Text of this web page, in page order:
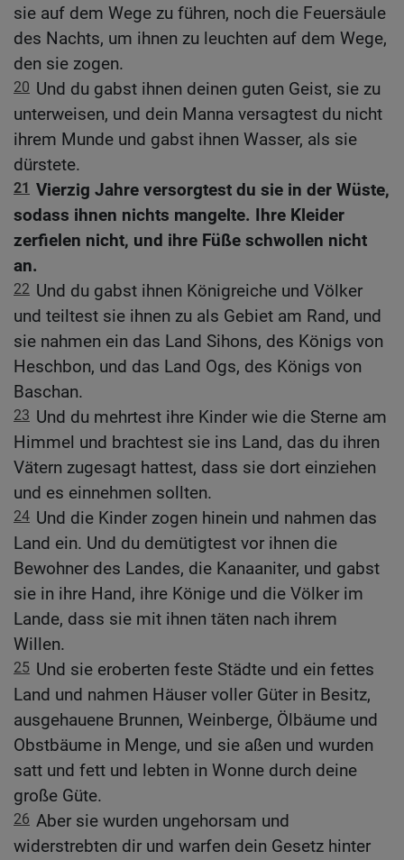
sie auf dem Wege zu führen, noch die Feuersäule
des Nachts, um ihnen zu leuchten auf dem Wege,
den sie zogen.
20 Und du gabst ihnen deinen guten Geist, sie zu
unterweisen, und dein Manna versagtest du nicht
ihrem Munde und gabst ihnen Wasser, als sie
dürstete.
21 Vierzig Jahre versorgtest du sie in der Wüste,
sodass ihnen nichts mangelte. Ihre Kleider
zerfielen nicht, und ihre Füße schwollen nicht
an.
22 Und du gabst ihnen Königreiche und Völker
und teiltest sie ihnen zu als Gebiet am Rand, und
sie nahmen ein das Land Sihons, des Königs von
Heschbon, und das Land Ogs, des Königs von
Baschan.
23 Und du mehrtest ihre Kinder wie die Sterne am
Himmel und brachtest sie ins Land, das du ihren
Vätern zugesagt hattest, dass sie dort einziehen
und es einnehmen sollten.
24 Und die Kinder zogen hinein und nahmen das
Land ein. Und du demütigtest vor ihnen die
Bewohner des Landes, die Kanaaniter, und gabst
sie in ihre Hand, ihre Könige und die Völker im
Lande, dass sie mit ihnen täten nach ihrem
Willen.
25 Und sie eroberten feste Städte und ein fettes
Land und nahmen Häuser voller Güter in Besitz,
ausgehauene Brunnen, Weinberge, Ölbäume und
Obstbäume in Menge, und sie aßen und wurden
satt und fett und lebten in Wonne durch deine
große Güte.
26 Aber sie wurden ungehorsam und
widerstrebten dir und warfen dein Gesetz hinter